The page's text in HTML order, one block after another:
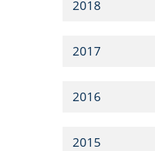
2018
2017
2016
2015